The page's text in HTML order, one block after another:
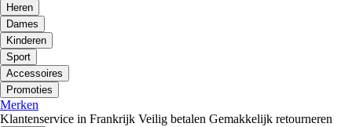
Heren
Dames
Kinderen
Sport
Accessoires
Promoties
Merken
Klantenservice in Frankrijk Veilig betalen Gemakkelijk retourneren